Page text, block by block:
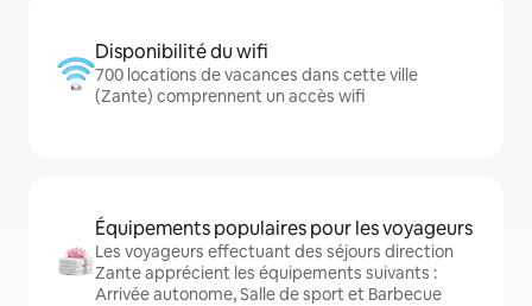
Disponibilité du wifi
700 locations de vacances dans cette ville
(Zante) comprennent un accès wifi
Équipements populaires pour les voyageurs
Les voyageurs effectuant des séjours direction
Zante apprécient les équipements suivants :
Arrivée autonome, Salle de sport et Barbecue